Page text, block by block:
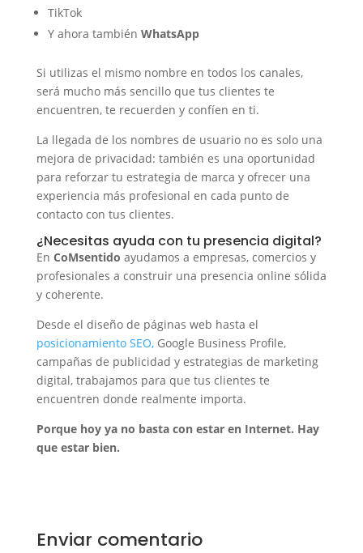
TikTok
Y ahora también WhatsApp
Si utilizas el mismo nombre en todos los canales,
será mucho más sencillo que tus clientes te
encuentren, te recuerden y confíen en ti.
La llegada de los nombres de usuario no es solo una
mejora de privacidad: también es una oportunidad
para reforzar tu estrategia de marca y ofrecer una
experiencia más profesional en cada punto de
contacto con tus clientes.
¿Necesitas ayuda con tu presencia digital?
En CoMsentido ayudamos a empresas, comercios y
profesionales a construir una presencia online sólida
y coherente.
Desde el diseño de páginas web hasta el
posicionamiento SEO,Google Business Profile,
campañas de publicidad y estrategias de marketing
digital, trabajamos para que tus clientes te
encuentren donde realmente importa.
Porque hoy ya no basta con estar en Internet. Hay
que estar bien.
Enviar comentario